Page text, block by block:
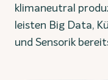
klimaneutral
leisten Big Data,
und Sensorik